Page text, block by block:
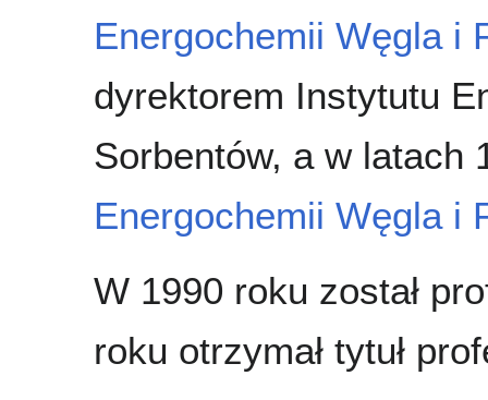
Energochemii Węgla i
dyrektorem Instytutu
Sorbentów, a w latach
Energochemii Węgla i
W 1990 roku został
roku otrzymał tytuł